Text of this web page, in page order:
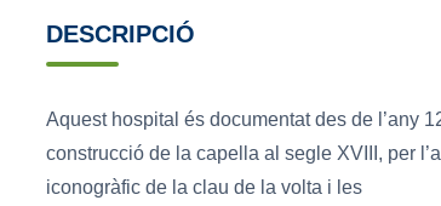
DESCRIPCIÓ
Aquest hospital és documentat des de l’any
construcció de la capella al segle XVIII, per
iconogràfic de la clau de la volta i les